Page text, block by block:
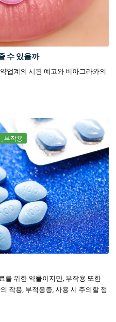
수 있을까
업계의 시판 예고와 비아그라와의
부작용
를 위한 약물이지만, 부작용 또한
작용, 부적응증, 사용 시 주의할 점